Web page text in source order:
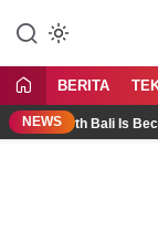
konten
BERITA
NEWS
North Bali Is